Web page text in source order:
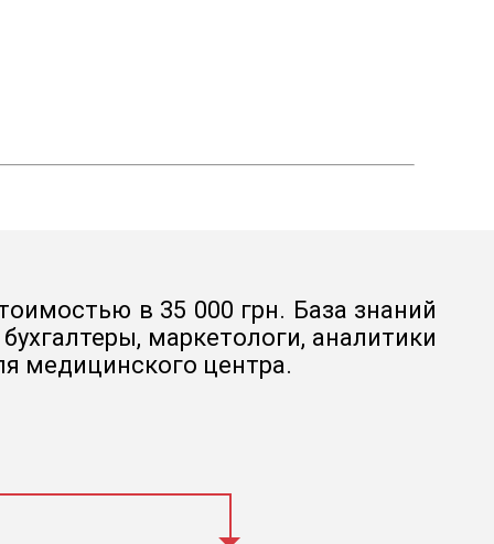
в 35 000 грн. База знаний
маркетологи, аналитики
медицинского центра.